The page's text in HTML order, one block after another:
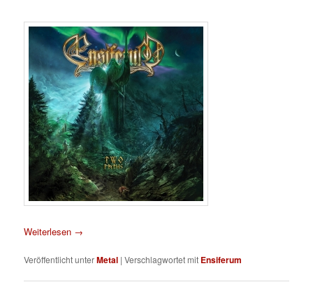
Weiterlesen →
Veröffentlicht unterMetal |Verschlagwortet mit Ensiferum